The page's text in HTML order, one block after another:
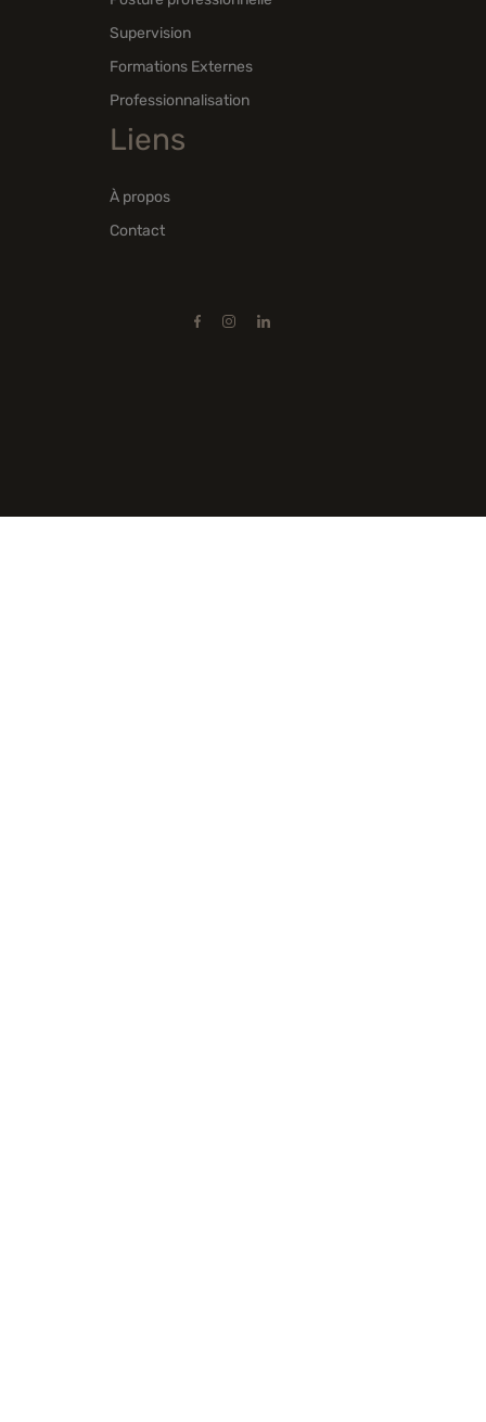
Supervision
Formations Externes
Professionnalisation
Liens
À propos
Contact